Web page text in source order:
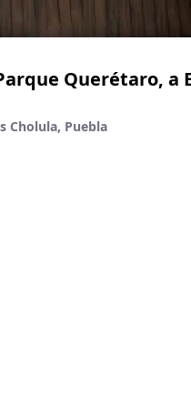
Querétaro, a
Cholula, Puebla